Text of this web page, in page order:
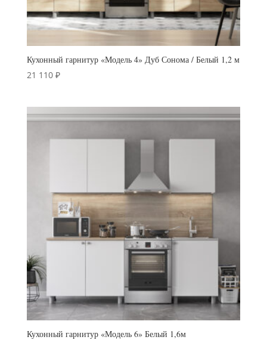
Кухонный гарнитур «Модель 4» Дуб Сонома / Белый 1,2 м
21 110 ₽
Кухонный гарнитур «Модель 6» Белый 1,6м